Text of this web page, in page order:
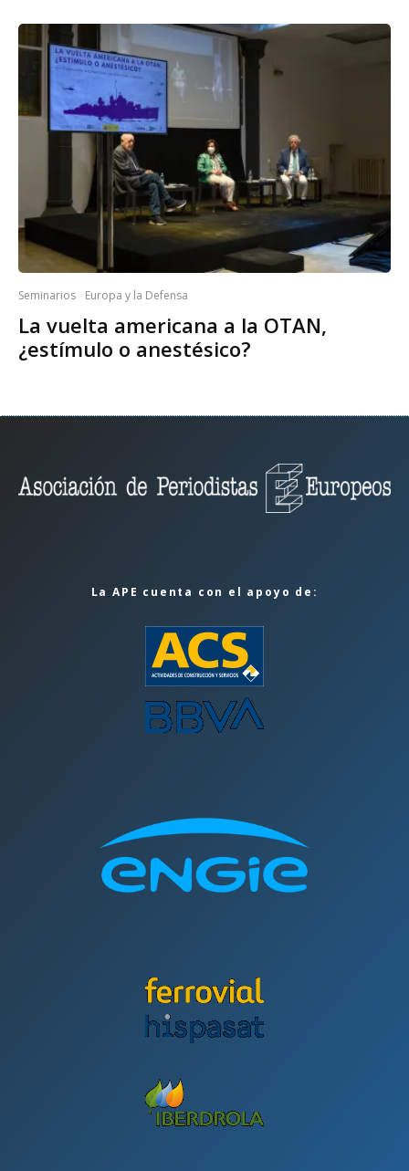
Seminarios Europa y la Defensa
La vuelta americana a la OTAN,
¿estímulo o anestésico?
La APE cuenta con el apoyo de: